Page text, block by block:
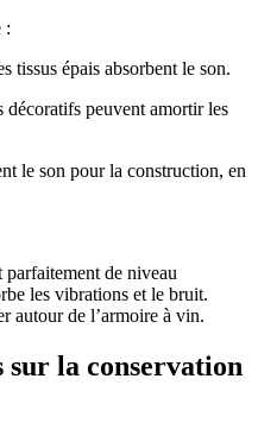
:
tissus épais absorbent le son.
décoratifs peuvent amortir les
le son pour la construction, en
de niveau
les vibrations et le bruit.
autour de l’armoire à vin.
la conservation